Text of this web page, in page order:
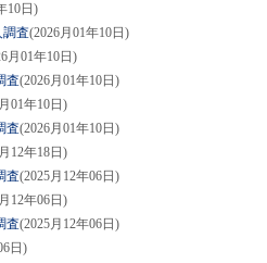
10日)
査(2026月01年10日)
月01年10日)
査(2026月01年10日)
01年10日)
査(2026月01年10日)
12年18日)
査(2025月12年06日)
12年06日)
査(2025月12年06日)
日)